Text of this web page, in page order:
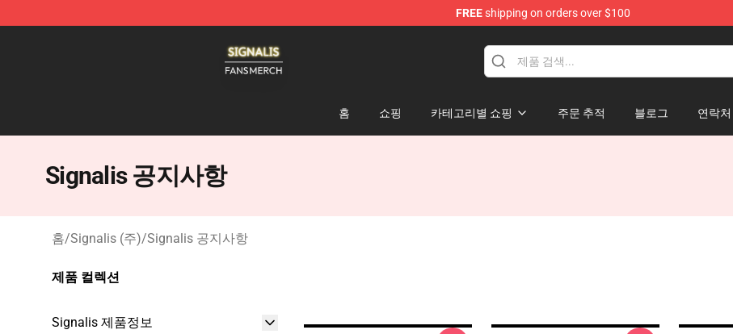
FREEshipping on orders over $100
홈 쇼핑 카테고리별 쇼핑 주문 추적 블로그 연락처
Signalis 공지사항
홈/Signalis (주)/Signalis 공지사항
제품 컬렉션
Signalis 제품정보